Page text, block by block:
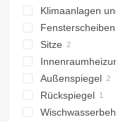
Klimaanlagen
sonstige
Fensterscheiben
Sitze
Außenspiegel
Rückspiegel